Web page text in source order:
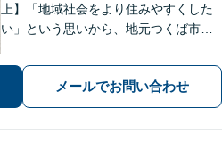
上】「地域社会をより住みやすくした
い」という思いから、地元つくば市で
育費など幅広いトラブルに対応【相
続・遺言】残された借金・不動産に困
っていませんか？
メールでお問い合わせ